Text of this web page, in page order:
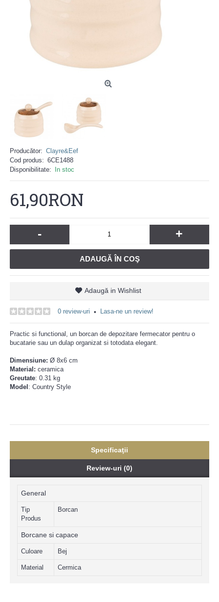
Producător: Clayre&Eef
Cod produs: 6CE1488
Disponibilitate:
In stoc
61,90RON
- +
ADAUGĂ ÎN COŞ
Adaugă in Wishlist
0 review-uri • Lasa-ne un review!
Practic si functional, un borcan de depozitare fermecator pentru o
bucatarie sau un dulap organizat si totodata elegant.
Dimensiune: Ø 8x6 cm
Material: ceramica
Greutate: 0.31 kg
Model : Country Style
Specificaţii
Review-uri (0)
General
Tip
Produs
Borcan
Borcane si capace
Culoare Bej
Material Cermica